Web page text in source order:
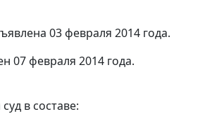
03 февраля 2014 года.
07 февраля 2014 года.
в составе: